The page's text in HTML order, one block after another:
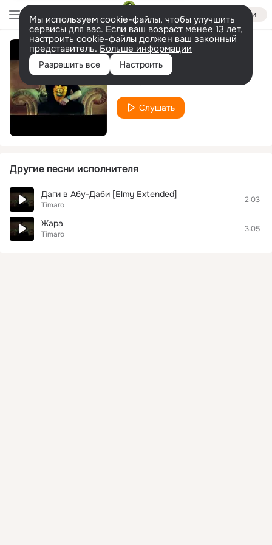
Войти
Мы используем cookie-файлы, чтобы улучшить
сервисы для вас. Если ваш возраст менее 13 лет,
настроить cookie-файлы должен ваш законный
представитель. Больше информации
Разрешить все Настроить
Анжи
Слушать
Другие песни исполнителя
Даги в Абу-Даби [Elmy Extended]
Timaro
2:03
Жара
Timaro
3:05